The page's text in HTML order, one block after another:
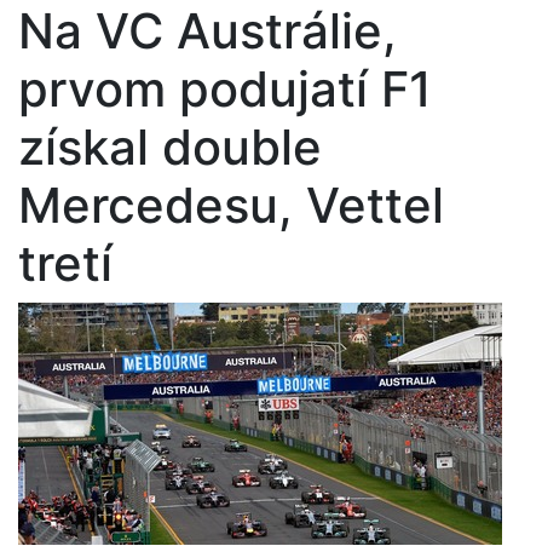
Na VC Austrálie,
prvom podujatí F1
získal double
Mercedesu, Vettel
tretí